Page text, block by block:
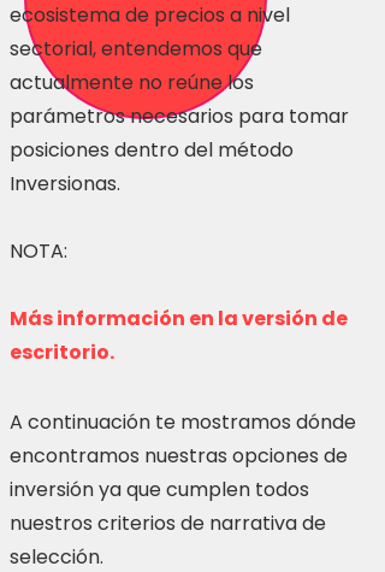
ecosistema de precios a nivel
sectorial, entendemos que
actualmente no reúne los
parámetros necesarios para tomar
posiciones dentro del método
Inversionas.
NOTA:
Más información en la versión de
escritorio.
A continuación te mostramos dónde
encontramos nuestras opciones de
inversión ya que cumplen todos
nuestros criterios de narrativa de
selección.